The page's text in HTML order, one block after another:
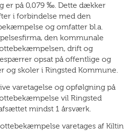
er på 0,079 ‰. Dette dækker
i forbindelse med den
og omfatter bl.a.
den kommunale
drift og
opsat på offentlige og
og skoler i Ringsted Kommune.
varetagelse og opfølgning på
vil Ringsted
mindst 1 årsværk.
varetages af Kiltin